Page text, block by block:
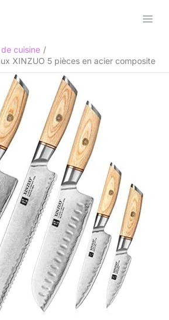
cuisine
XINZUO 5 pièces en acier composite